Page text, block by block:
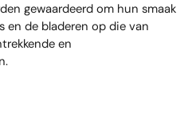
gewaardeerd om hun smaak
en de bladeren op die van
en